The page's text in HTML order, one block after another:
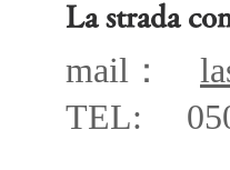
La strada
mail：
TEL: